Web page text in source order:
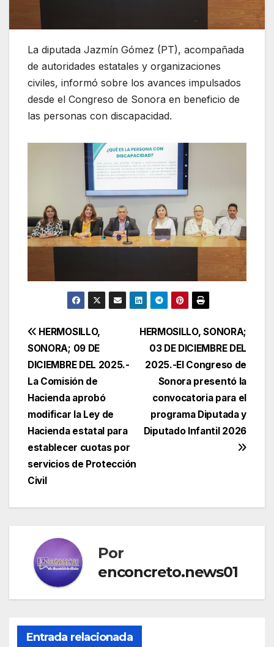
La diputada Jazmín Gómez (PT), acompañada
de autoridades estatales y organizaciones
civiles, informó sobre los avances impulsados
desde el Congreso de Sonora en beneficio de
las personas con discapacidad.
Navegación
de
entradas
HERMOSILLO, SONORA;
03 DE DICIEMBRE DEL
2025.-El Congreso de
Sonora presentó la
convocatoria para el
programa Diputada y
Diputado Infantil 2026
HERMOSILLO,
SONORA; 09 DE
DICIEMBRE DEL 2025.-
La Comisión de
Hacienda aprobó
modificar la Ley de
Hacienda estatal para
establecer cuotas por
servicios de Protección
Civil
Por
enconcreto.news01
Entrada relacionada